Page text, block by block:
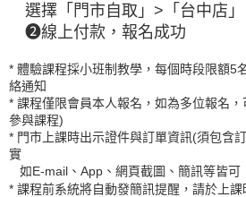
選擇「門市自取」>「台中店」
❷線上付款， 報名成功
* 體驗課程採小班制教學，每個時段限額5
絡通知
* 課程僅限會員本人報名，如為多位報名
參與課程)
* 門市上課時出示證件與訂單資訊(須包含
實
如E-mail、App、網頁截圖、簡訊等皆可
* 課程前系統將自動發簡訊提醒，請於上